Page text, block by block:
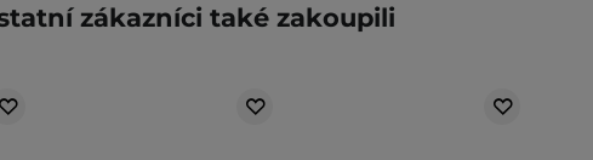
zákazníci také zakoupili